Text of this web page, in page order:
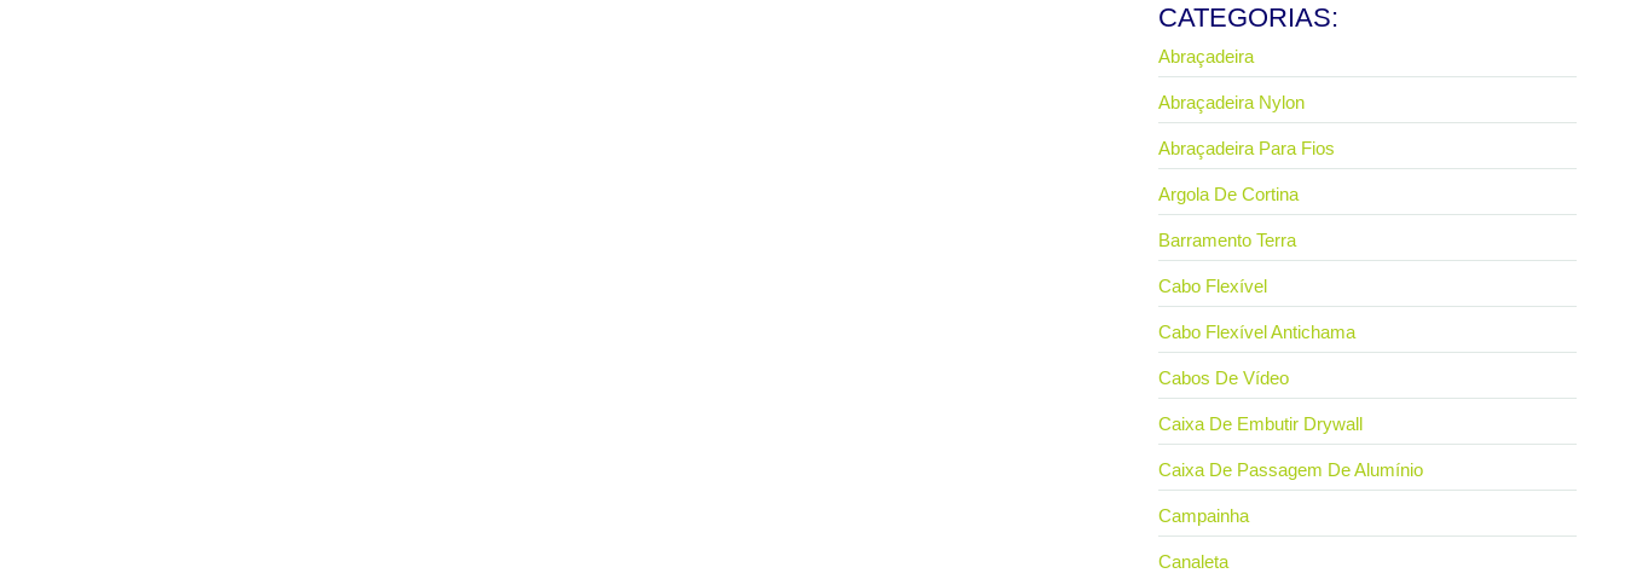
CATEGORIAS:
Abraçadeira
Abraçadeira Nylon
Abraçadeira Para Fios
Argola De Cortina
Barramento Terra
Cabo Flexível
Cabo Flexível Antichama
Cabos De Vídeo
Caixa De Embutir Drywall
Caixa De Passagem De Alumínio
Campainha
Canaleta